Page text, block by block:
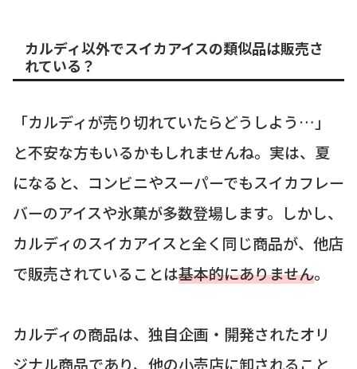
カルディ以外でスイカアイスの類似品は販売さ
れている？
「カルディが売り切れていたらどうしよう…」
と不安な方もいるかもしれませんね。実は、夏
になると、コンビニやスーパーでもスイカフレー
バーのアイスや氷菓が多数登場します。しかし、
カルディのスイカアイスと全く同じ商品が、他店
で販売されていることは基本的にありません。
カルディの商品は、独自企画・開発されたオリ
ジナル商品であり、他の小売店に卸されること